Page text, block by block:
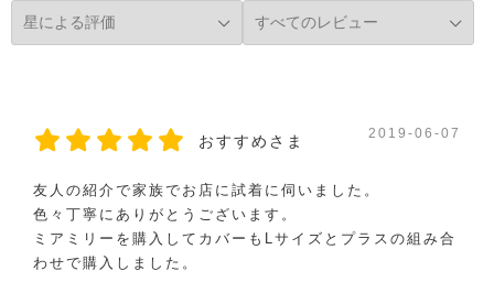
おすすめさま 2019-06-07
友人の紹介で家族でお店に試着に伺いました。
色々丁寧にありがとうございます。
ミアミリーを購入してカバーもLサイズとプラスの組み合
わせで購入しました。